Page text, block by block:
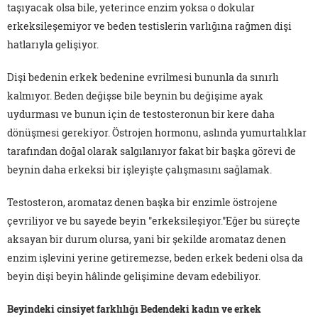
taşıyacak olsa bile, yeterince enzim yoksa o dokular
erkeksileşemiyor ve beden testislerin varlığına rağmen dişi
hatlarıyla gelişiyor.
Dişi bedenin erkek bedenine evrilmesi bununla da sınırlı
kalmıyor. Beden değişse bile beynin bu değişime ayak
uydurması ve bunun için de testosteronun bir kere daha
dönüşmesi gerekiyor. Östrojen hormonu, aslında yumurtalıklar
tarafından doğal olarak salgılanıyor fakat bir başka görevi de
beynin daha erkeksi bir işleyişte çalışmasını sağlamak.
Testosteron, aromataz denen başka bir enzimle östrojene
çevriliyor ve bu sayede beyin "erkeksileşiyor."Eğer bu süreçte
aksayan bir durum olursa, yani bir şekilde aromataz denen
enzim işlevini yerine getiremezse, beden erkek bedeni olsa da
beyin dişi beyin hâlinde gelişimine devam edebiliyor.
Beyindeki cinsiyet farklılığı Bedendeki kadın ve erkek